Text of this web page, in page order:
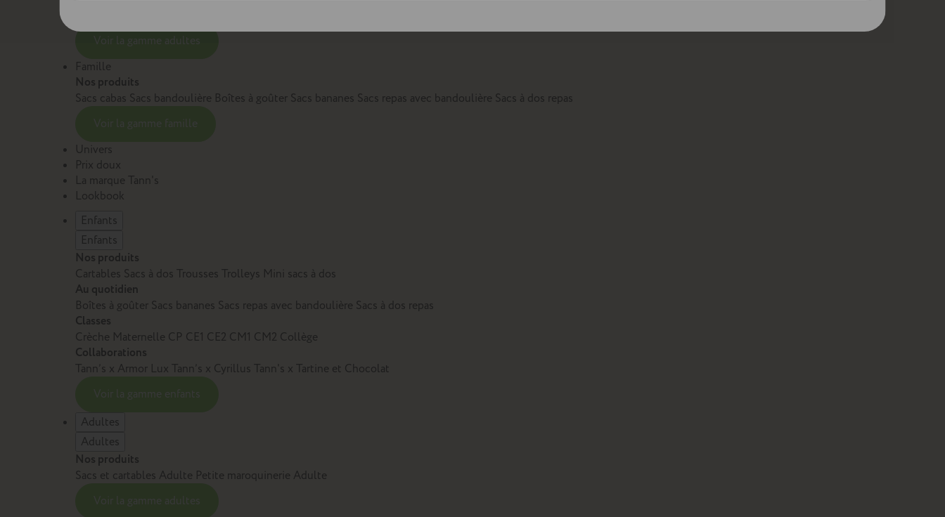
Famille
Nos produits
Sacs cabas Sacs bandoulière Boîtes à goûter Sacs bananes Sacs repas avec bandoulière Sacs à dos repas
Univers
Prix doux
La marque Tann's
Lookbook
Enfants
Enfants
Nos produits
Cartables Sacs à dos Trousses Trolleys Mini sacs à dos
Au quotidien
Boîtes à goûter Sacs bananes Sacs repas avec bandoulière Sacs à dos repas
Classes
Crèche Maternelle CP CE1 CE2 CM1 CM2 Collège
Collaborations
Tann’s x Armor Lux Tann’s x Cyrillus Tann's x Tartine et Chocolat
Adultes
Adultes
Nos produits
Sacs et cartables Adulte Petite maroquinerie Adulte